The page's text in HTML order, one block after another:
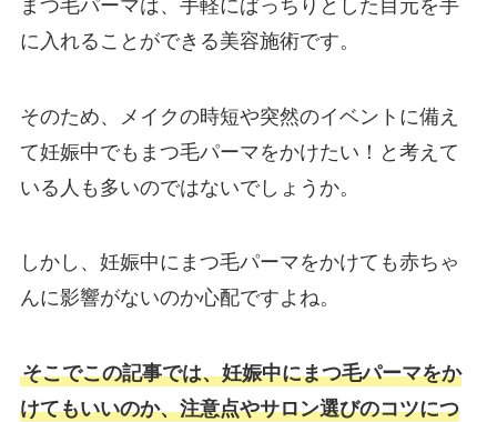
まつ毛パーマは、手軽にぱっちりとした目元を手
に入れることができる美容施術です。
そのため、メイクの時短や突然のイベントに備え
て妊娠中でもまつ毛パーマをかけたい！と考えて
いる人も多いのではないでしょうか。
しかし、妊娠中にまつ毛パーマをかけても赤ちゃ
んに影響がないのか心配ですよね。
そこでこの記事では、妊娠中にまつ毛パーマをか
けてもいいのか、注意点やサロン選びのコツにつ